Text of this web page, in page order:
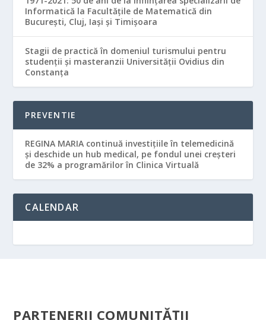
Informatică la Facultățile de Matematică din
București, Cluj, Iași și Timișoara
Stagii de practică în domeniul turismului pentru
studenții și masteranzii Universității Ovidius din
Constanța
PREVENTIE
REGINA MARIA continuă investițiile în telemedicină
și deschide un hub medical, pe fondul unei creșteri
de 32% a programărilor în Clinica Virtuală
CALENDAR
PARTENERII COMUNITĂŢII